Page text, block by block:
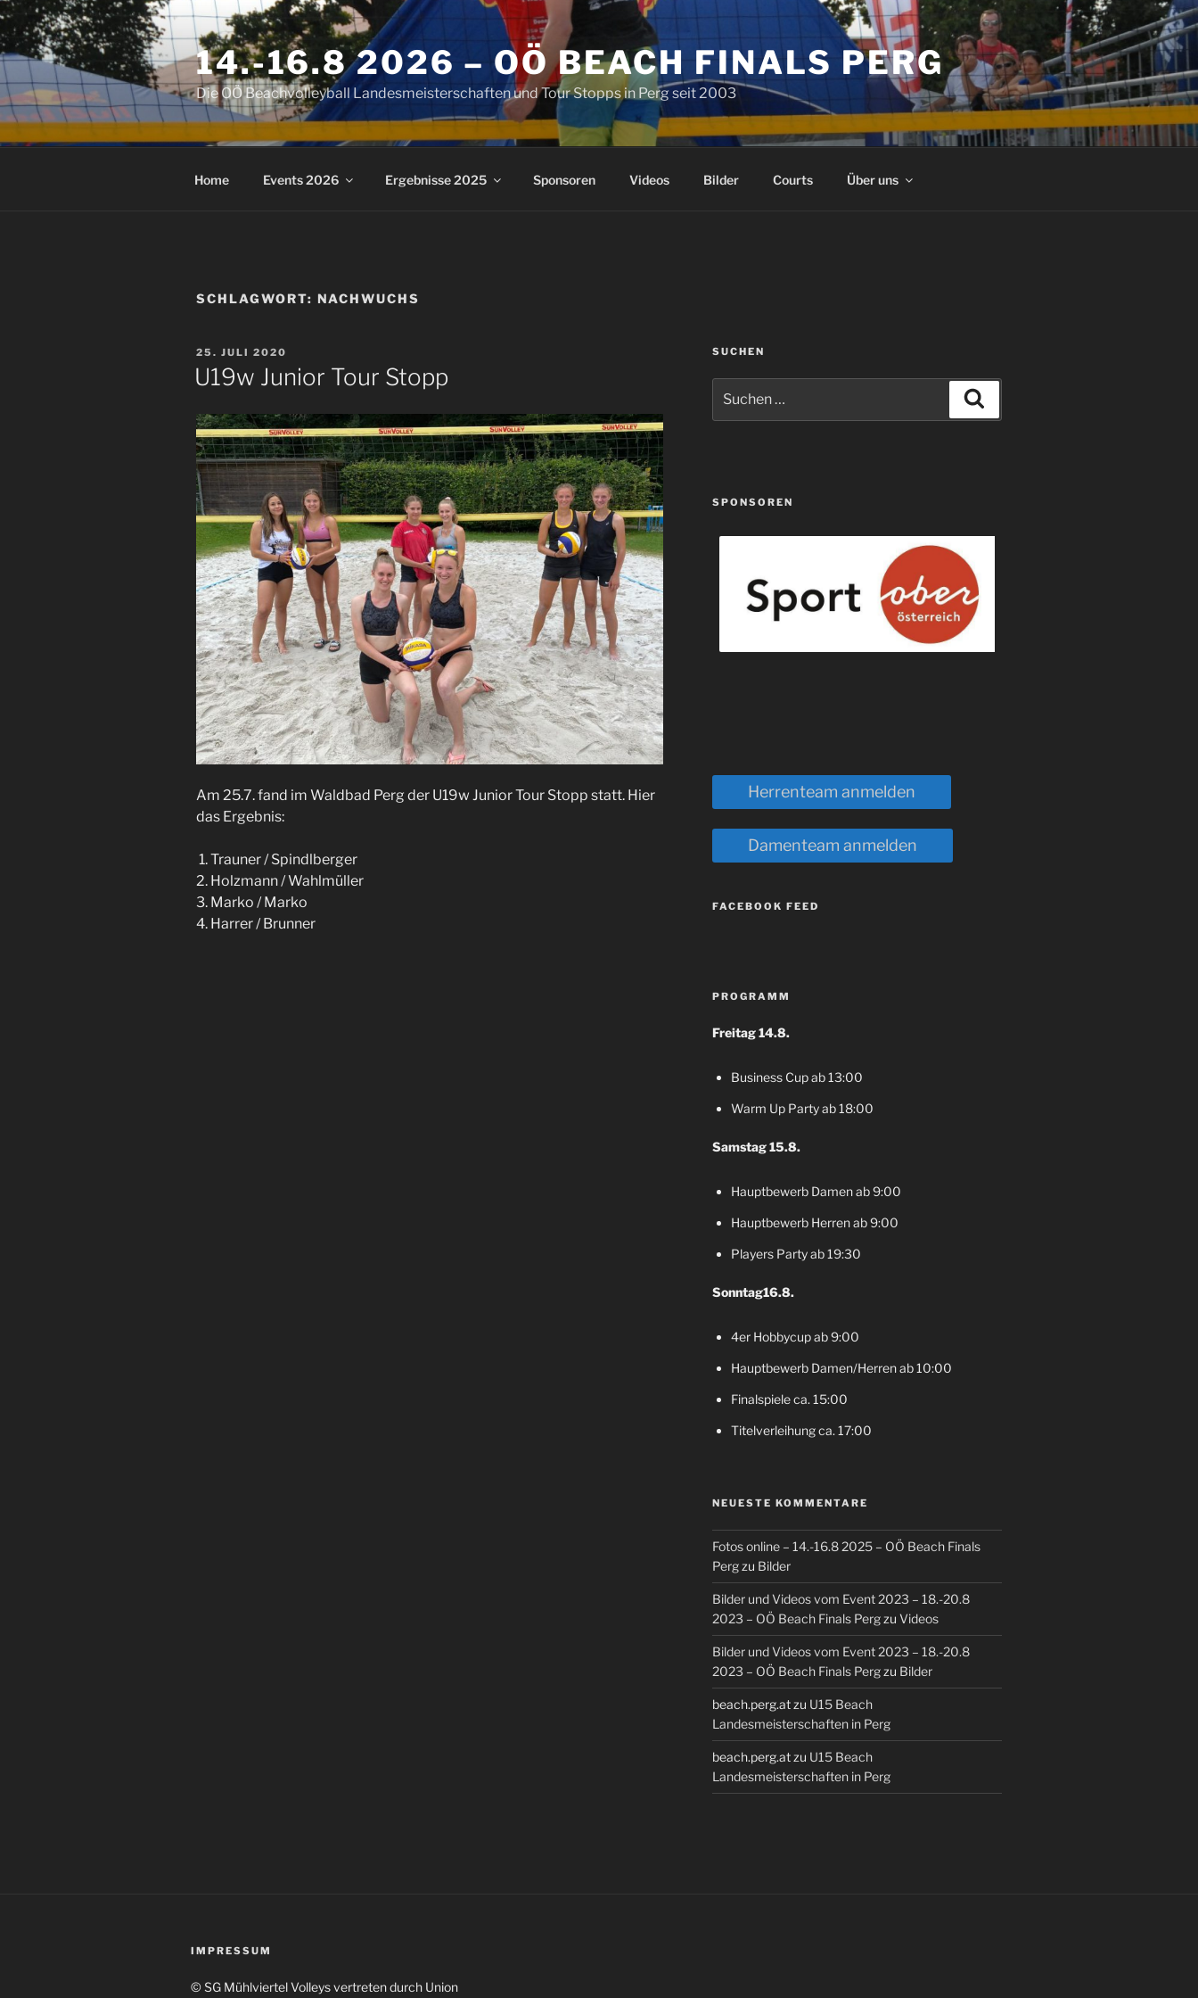
Zum
Inhalt
springen
14.-16.8 2026 – OÖ BEACH FINALS PERG
Die OÖ Beachvolleyball Landesmeisterschaften und Tour Stopps in Perg seit 2003
Home Events 2026 Ergebnisse 2025 Sponsoren Videos Bilder Courts Über uns
SCHLAGWORT: NACHWUCHS
VERÖFFENTLICHT
AM
25. JULI 2020
U19w Junior Tour Stopp
Am 25.7. fand im Waldbad Perg der U19w Junior Tour Stopp statt. Hier
das Ergebnis:
Trauner / Spindlberger
Holzmann / Wahlmüller
Marko / Marko
Harrer / Brunner
SUCHEN
nach:
SPONSOREN
Herrenteam anmelden
Damenteam anmelden
FACEBOOK FEED
PROGRAMM
Freitag 14.8.
Business Cup ab 13:00
Warm Up Party ab 18:00
Samstag 15.8.
Hauptbewerb Damen ab 9:00
Hauptbewerb Herren ab 9:00
Players Party ab 19:30
Sonntag16.8.
4er Hobbycup ab 9:00
Hauptbewerb Damen/Herren ab 10:00
Finalspiele ca. 15:00
Titelverleihung ca. 17:00
NEUESTE KOMMENTARE
Fotos online – 14.-16.8 2025 – OÖ Beach Finals
Pergzu Bilder
Bilder und Videos vom Event 2023 – 18.-20.8
2023 – OÖ Beach Finals Pergzu Videos
Bilder und Videos vom Event 2023 – 18.-20.8
2023 – OÖ Beach Finals Pergzu Bilder
beach.perg.atzu U15 Beach
Landesmeisterschaften in Perg
beach.perg.atzu U15 Beach
Landesmeisterschaften in Perg
IMPRESSUM
© SG Mühlviertel Volleys vertreten durch Union